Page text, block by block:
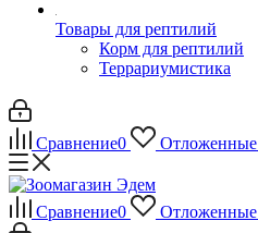
Товары для рептилий
Корм для рептилий
Террариумистика
Сравнение0 Отложенные
Сравнение0 Отложенные